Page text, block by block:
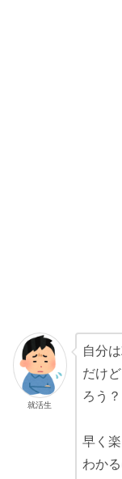
就活生
自分は
だけど
ろう？
早く
わか